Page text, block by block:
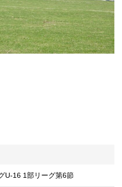
U-16 1部リーグ第6節